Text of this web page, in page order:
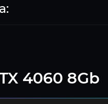
4060 8Gb